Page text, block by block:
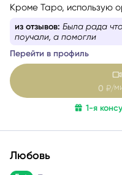
буддийской тантры,
Кроме Таро, использую
карты, а при выборе
благоприятных условий
расчеты Бацзы и Ци
сложным выбором или
повторяющегося
понимаете, что делать
стратегию движения к
поучали, а помогли
Перейти в профиль
0 ₽/